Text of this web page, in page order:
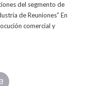
del segmento de
de Reuniones” En
comercial y